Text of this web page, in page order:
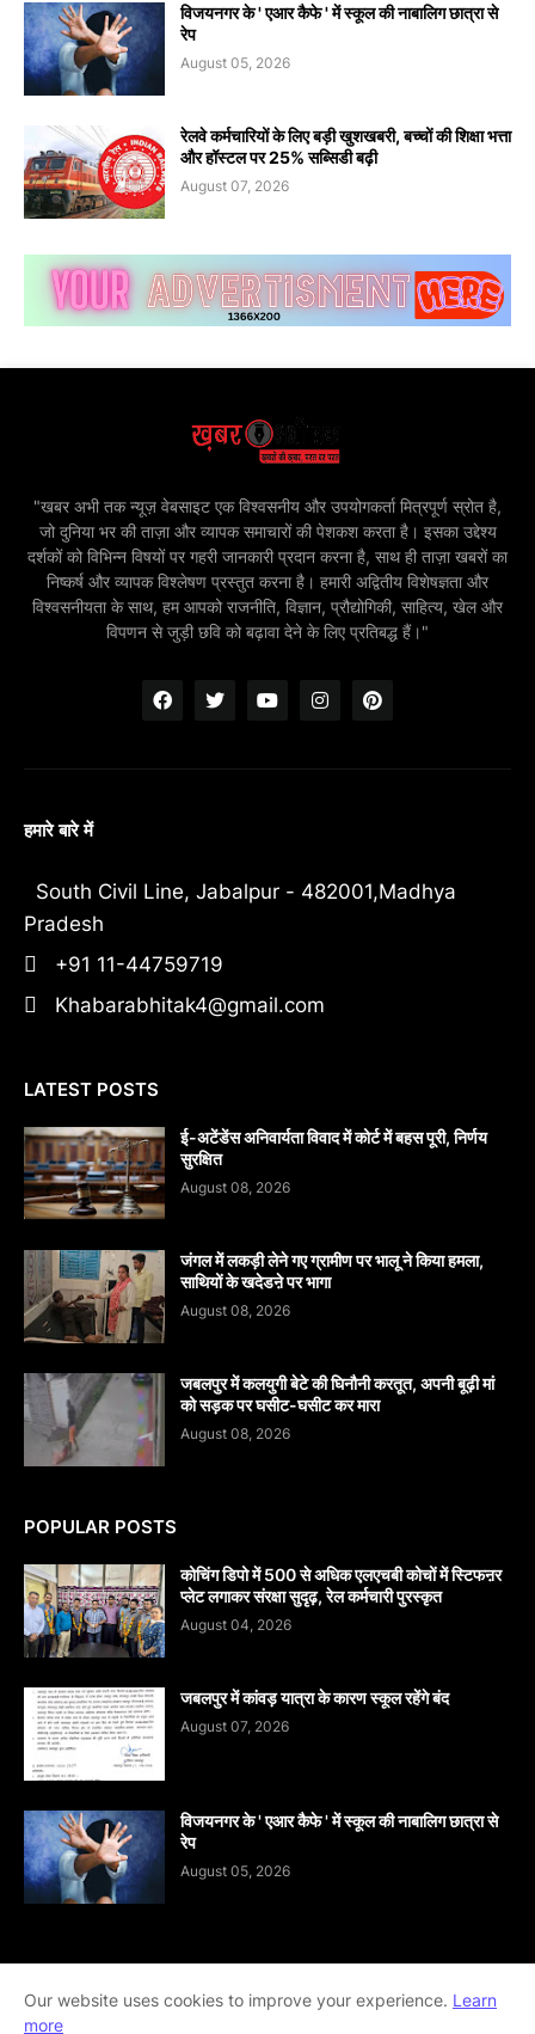
विजयनगर के ' एआर कैफे ' में स्कूल की नाबालिग छात्रा से
रेप
August 05, 2026
रेलवे कर्मचारियों के लिए बड़ी खुशखबरी, बच्चों की शिक्षा भत्ता
और हॉस्टल पर 25% सब्सिडी बढ़ी
August 07, 2026
"खबर अभी तक न्यूज़ वेबसाइट एक विश्वसनीय और उपयोगकर्ता मित्रपूर्ण स्रोत है,
जो दुनिया भर की ताज़ा और व्यापक समाचारों की पेशकश करता है। इसका उद्देश्य
दर्शकों को विभिन्न विषयों पर गहरी जानकारी प्रदान करना है, साथ ही ताज़ा खबरों का
निष्कर्ष और व्यापक विश्लेषण प्रस्तुत करना है। हमारी अद्वितीय विशेषज्ञता और
विश्वसनीयता के साथ, हम आपको राजनीति, विज्ञान, प्रौद्योगिकी, साहित्य, खेल और
विपणन से जुड़ी छवि को बढ़ावा देने के लिए प्रतिबद्ध हैं।"
हमारे बारे में
South Civil Line, Jabalpur - 482001,Madhya
Pradesh
+91 11-44759719
Khabarabhitak4@gmail.com
LATEST POSTS
​ई-अटेंडेंस अनिवार्यता विवाद में कोर्ट में बहस पूरी, निर्णय
सुरक्षित
August 08, 2026
जंगल में लकड़ी लेने गए ग्रामीण पर भालू ने किया हमला,
साथियों के खदेडऩे पर भागा
August 08, 2026
जबलपुर में कलयुगी बेटे की घिनौनी करतूत, अपनी बूढ़ी मां
को सड़क पर घसीट-घसीट कर मारा
August 08, 2026
POPULAR POSTS
कोचिंग डिपो में 500 से अधिक एलएचबी कोचों में स्टिफऩर
प्लेट लगाकर संरक्षा सुदृढ़, रेल कर्मचारी पुरस्कृत
August 04, 2026
जबलपुर में कांवड़ यात्रा के कारण स्कूल रहेंगे बंद
August 07, 2026
विजयनगर के ' एआर कैफे ' में स्कूल की नाबालिग छात्रा से
रेप
August 05, 2026
Home About contact-us
Disclaimer
Our website uses cookies to improve your experience. Learn
more